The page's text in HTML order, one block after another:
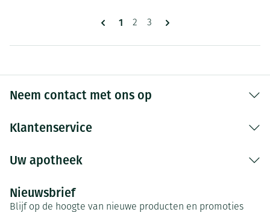
Pagina's
U lees momenteel pagina
1 Pagina
2 Pagina
3
Neem contact met ons op
Klantenservice
Uw apotheek
Nieuwsbrief
Blijf op de hoogte van nieuwe producten en promoties